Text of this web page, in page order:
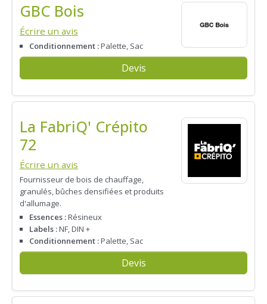
GBC Bois
Écrire un avis
Conditionnement :Palette, Sac
Devis
La FabriQ' Crépito
72
Écrire un avis
Fournisseur de bois de chauffage,
granulés, bûches densifiées et produits
d'allumage.
Essences :Résineux
Labels :NF, DIN +
Conditionnement :Palette, Sac
Devis